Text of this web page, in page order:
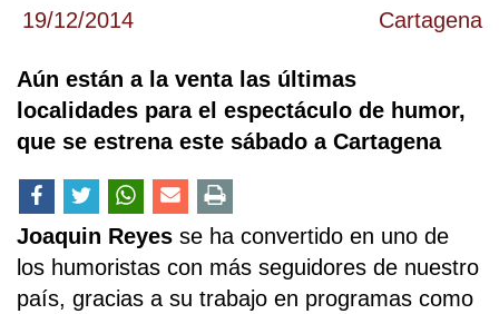
19/12/2014 Cartagena
Aún están a la venta las últimas
localidades para el espectáculo de humor,
que se estrena este sábado a Cartagena
Joaquin Reyes se ha convertido en uno de
los humoristas con más seguidores de nuestro
país, gracias a su trabajo en programas como